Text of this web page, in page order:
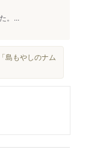
。...
島もやしのナム